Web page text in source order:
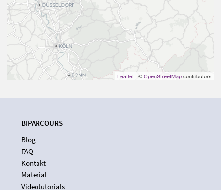
Leaflet | ©OpenStreetMapcontributors
BIPARCOURS
Blog
FAQ
Kontakt
Material
Videotutorials